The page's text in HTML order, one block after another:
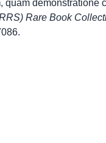
demonstratione
Rare Book
.